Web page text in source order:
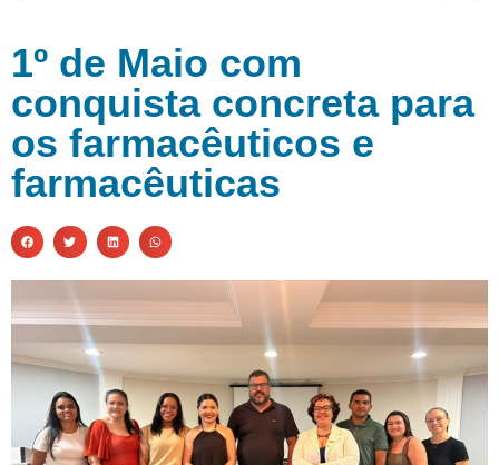
1º de Maio com
conquista concreta para
os farmacêuticos e
farmacêuticas